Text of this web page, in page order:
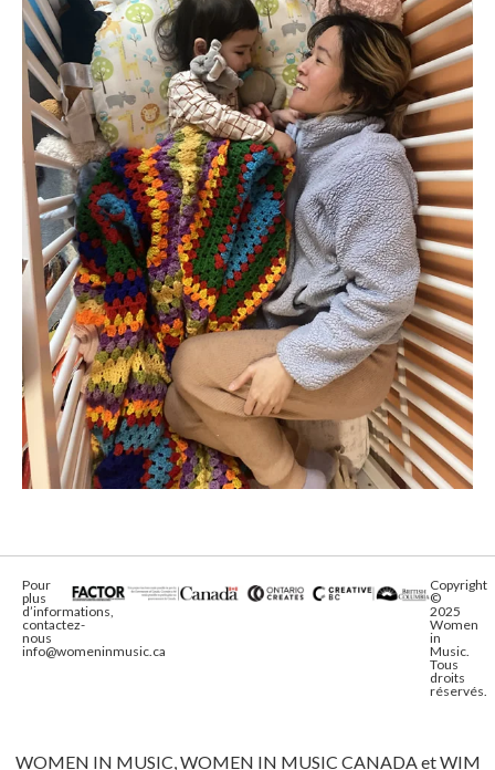
Pour
plus
d’informations,
contactez-
nous
info@womeninmusic.ca
Copyright
©
2025
Women
in
Music.
Tous
droits
réservés.
WOMEN IN MUSIC, WOMEN IN MUSIC CANADA et WIM